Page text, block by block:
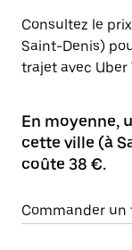
Consultez le
Saint-Denis)
trajet avec Uber
En moyenne,
cette ville (à
coûte 38 €.
Commander un